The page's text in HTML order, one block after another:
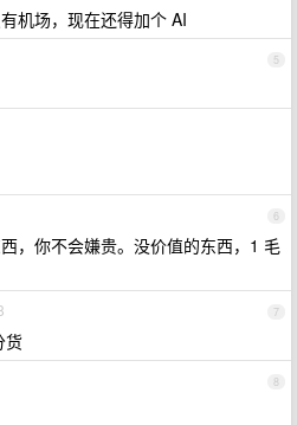
机场，现在还得加个 AI
5
6
，你不会嫌贵。没价值的东西，1 毛
7
货
8